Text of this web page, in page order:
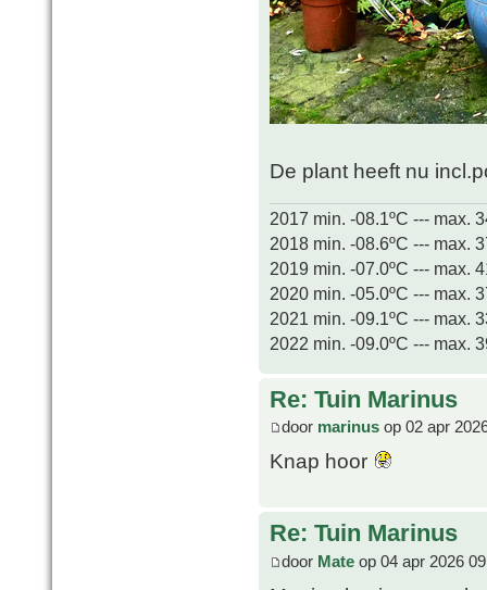
De plant heeft nu
2017 min. -08.1ºC --- max.
2018 min. -08.6ºC --- max.
2019 min. -07.0ºC --- max.
2020 min. -05.0ºC --- max.
2021 min. -09.1ºC --- max.
2022 min. -09.0ºC --- max.
Re: Tuin Marinus
door marinus op 02 apr
Knap hoor
Re: Tuin Marinus
door Mate op 04 apr 2026